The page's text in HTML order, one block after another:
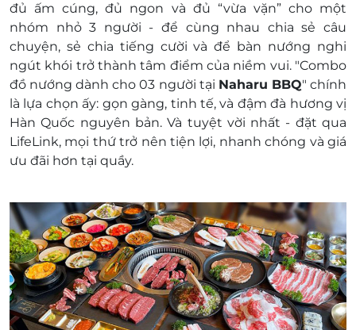
thu 8% VAT với đồ ăn và 10% VAT với đồ uống
có cồn (bia, rượu)
đủ ấm cúng, đủ ngon và đủ “vừa vặn” cho một
nhóm nhỏ 3 người - để cùng nhau chia sẻ câu
chuyện, sẻ chia tiếng cười và để bàn nướng nghi
ngút khói trở thành tâm điểm của niềm vui. "Combo
đồ nướng dành cho 03 người tại Naharu BBQ" chính
là lựa chọn ấy: gọn gàng, tinh tế, và đậm đà hương vị
Hàn Quốc nguyên bản. Và tuyệt vời nhất - đặt qua
LifeLink, mọi thứ trở nên tiện lợi, nhanh chóng và giá
ưu đãi hơn tại quầy.